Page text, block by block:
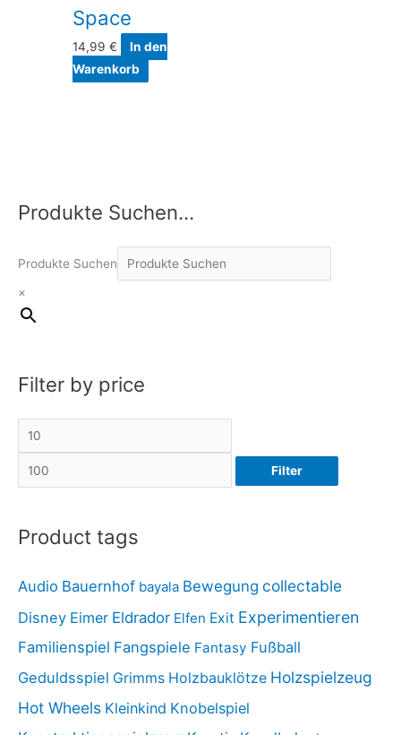
Space
14,99€
In den
Warenkorb
Produkte Suchen…
Produkte Suchen
×
Filter by price
M
n
P
.
Filter
Product tags
Audio Bauernhof bayala Bewegung collectable
Disney Eimer Eldrador Elfen Exit Experimentieren
Familienspiel Fangspiele Fantasy Fußball
Geduldsspiel Grimms Holzbauklötze Holzspielzeug
Hot Wheels Kleinkind Knobelspiel